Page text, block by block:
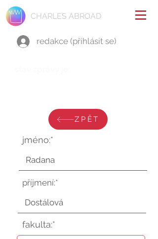
CHARLES ABROAD
redakce (přihlásit se)
ZPĚT
jméno:*
příjmení:*
fakulta:*